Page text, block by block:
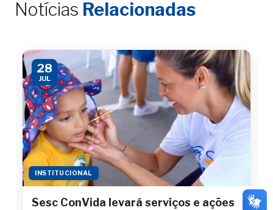
Notícias Relacionadas
28
JUL
INSTITUCIONAL
Sesc ConVida levará serviços e ações